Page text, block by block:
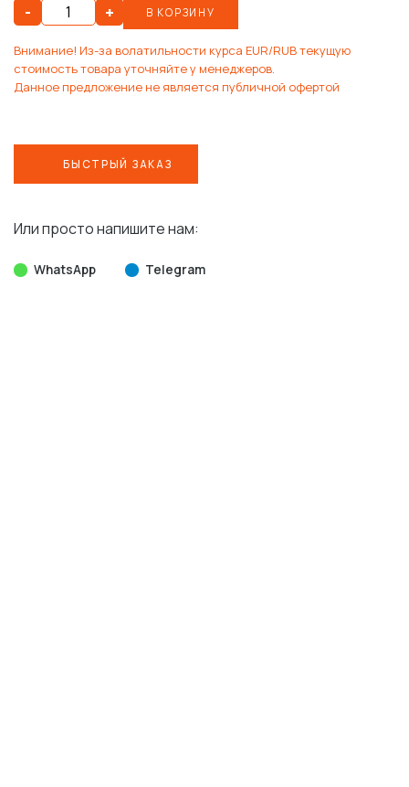
- + В КОРЗИНУ
Внимание! Из-за волатильности курса EUR/RUB текущую
стоимость товара уточняйте у менеджеров.
Данное предложение не является публичной офертой
БЫСТРЫЙ ЗАКАЗ
Или просто напишите нам:
WhatsApp Telegram